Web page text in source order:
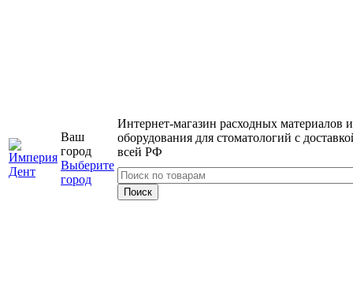
Ваш
город
Выберите
город
Интернет-магазин расходных материалов и
оборудования для стоматологий с
всей РФ